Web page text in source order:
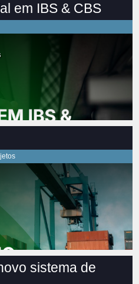
em IBS & CBS
sistema de